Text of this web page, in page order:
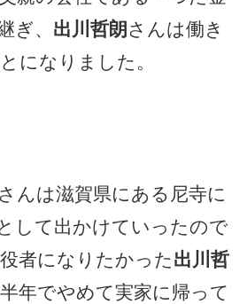
ぎ、 出川哲朗さんは働き
になりました。
さんは滋賀県にある尼寺に
して出かけていったので
者になりたかった出川哲
年でやめて実家に帰って